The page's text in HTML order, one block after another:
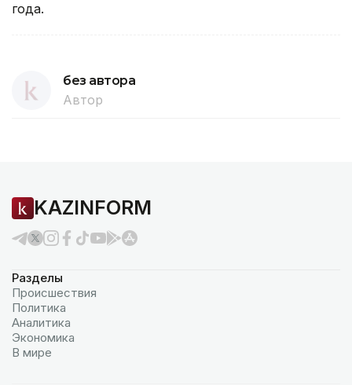
года.
без автора
Автор
KAZINFORM
Разделы
Происшествия
Политика
Аналитика
Экономика
В мире